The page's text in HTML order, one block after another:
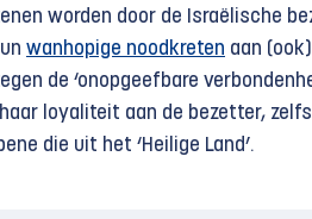
worden door de Israëlische
wanhopige noodkreten aan
de ‘onopgeefbare
loyaliteit aan de bezetter,
die uit het ‘Heilige Land’.